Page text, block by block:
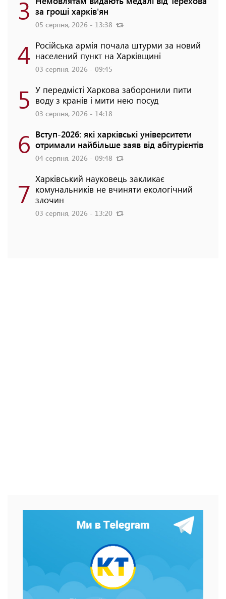
3 за гроші харків'ян
05 серпня, 2026 - 13:38
4 Російська армія почала штурми за новий
населений пункт на Харківщині
03 серпня, 2026 - 09:45
5 У передмісті Харкова заборонили пити
воду з кранів і мити нею посуд
03 серпня, 2026 - 14:18
6 Вступ-2026: які харківські університети
отримали найбільше заяв від абітурієнтів
04 серпня, 2026 - 09:48
7 Харківський науковець закликає
комунальників не вчиняти екологічний
злочин
03 серпня, 2026 - 13:20